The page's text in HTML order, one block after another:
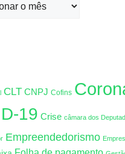
CLT CNPJ Cofins
19 Crise câmara dos
Empreendedorismo